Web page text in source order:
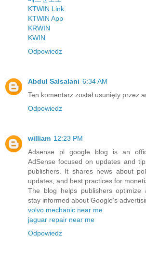
KTWIN Link
KTWIN App
KRWIN
KWIN
Odpowiedz
Abdul Salsalani 6:34 AM
Ten komentarz został usunięty przez
Odpowiedz
william 12:23 PM
Adsense pl google blog is an
AdSense focused on updates and
publishers. It shares news about
updates, and best practices for
The blog helps publishers optimize
stay informed about Google’s
volvo mechanic near me
jaguar repair near me
Odpowiedz